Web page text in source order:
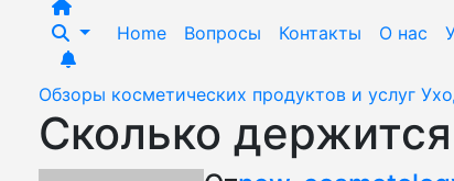
Home Вопросы Контакты О нас
Обзоры косметических продуктов и услуг
Сколько